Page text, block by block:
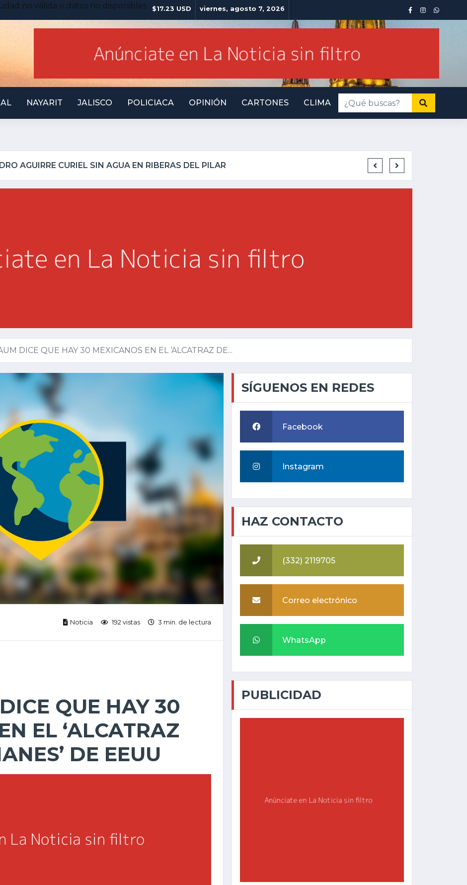
no válida o datos no disponibles. $17.23 USD viernes, agosto 7, 2026
NAYARIT JALISCO POLICIACA OPINIÓN CARTONES CLIMA
INSEGURO Y AL VIRREY NO LE IMPORTA INMINENTE
DICE QUE HAY 30 MEXICANOS EN EL ‘ALCATRAZ DE...
Noticia 192 vistas 3 min. de lectura
QUE HAY 30
EL ‘ALCATRAZ
DE EEUU
SÍGUENOS EN REDES
Facebook
Instagram
HAZ CONTACTO
(332) 2119705
Correo electrónico
WhatsApp
PUBLICIDAD